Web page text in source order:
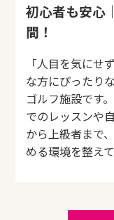
初心者も安心
間！
「人目を気にせ
な方にぴったり
ゴルフ施設です
でのレッスンや
から上級者まで
める環境を整えて